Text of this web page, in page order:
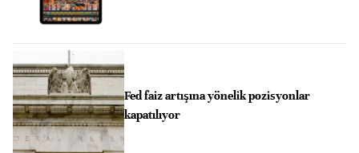
Fed faiz artışına yönelik pozisyonlar
kapatılıyor